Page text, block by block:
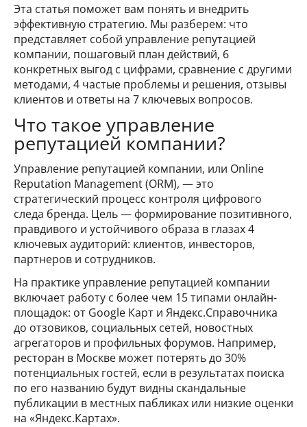
Эта статья поможет вам понять и внедрить
эффективную стратегию. Мы разберем: что
представляет собой управление репутацией
компании, пошаговый план действий, 6
конкретных выгод с цифрами, сравнение с другими
методами, 4 частые проблемы и решения, отзывы
клиентов и ответы на 7 ключевых вопросов.
Что такое управление
репутацией компании?
Управление репутацией компании, или Online
Reputation Management (ORM), — это
стратегический процесс контроля цифрового
следа бренда. Цель — формирование позитивного,
правдивого и устойчивого образа в глазах 4
ключевых аудиторий: клиентов, инвесторов,
партнеров и сотрудников.
На практике управление репутацией компании
включает работу с более чем 15 типами онлайн-
площадок: от Google Карт и Яндекс.Справочника
до отзовиков, социальных сетей, новостных
агрегаторов и профильных форумов. Например,
ресторан в Москве может потерять до 30%
потенциальных гостей, если в результатах поиска
по его названию будут видны скандальные
публикации в местных пабликах или низкие оценки
на «Яндекс.Картах».